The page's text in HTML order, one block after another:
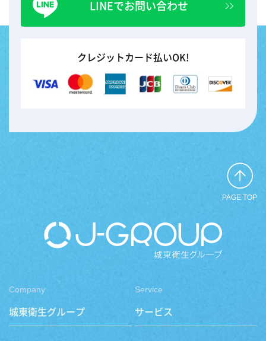
LINEでお問い合わせ
クレジットカード払いOK!
PAGE TOP
Company
城東衛生グループ
Service
サービス